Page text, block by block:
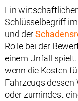
Ein
Schlüsselbegriff
und der
Rolle bei der
einem Unfall
wenn die Kosten
Fahrzeugs dessen
oder zumindest